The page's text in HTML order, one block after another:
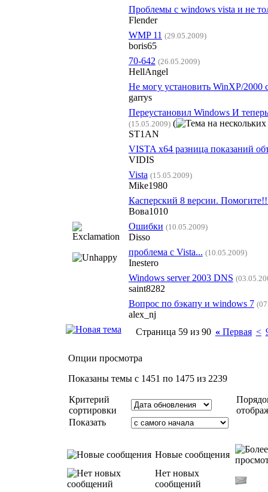
Проблемы с windows vista и не
Flender
WMP 11 (29.05.2009)
boris65
70-642 (26.05.2009)
HellAngel
Не могу установить WinXP/2000
garrys
Переустановил Windows И
(15.05.2009) (
ST1AN
VISTA x64 разница показаний
VIDIS
Vista (15.05.2009)
Mike1980
Касперский 8 версии.
Вова1010
Ошибки (10.05.2009)
Disso
проблема с Vista... (10.05.2009)
Inestero
Windows server 2003 DNS
saint8282
Вопрос по бэкапу и windows 7
alex_nj
Страница 59 из 90 «Первая <
Опции просмотра
Показаны темы с 1451 по 1475 из 2239
Критерий
сортировки
Показать
Новые сообщения
Нет новых
сообщений